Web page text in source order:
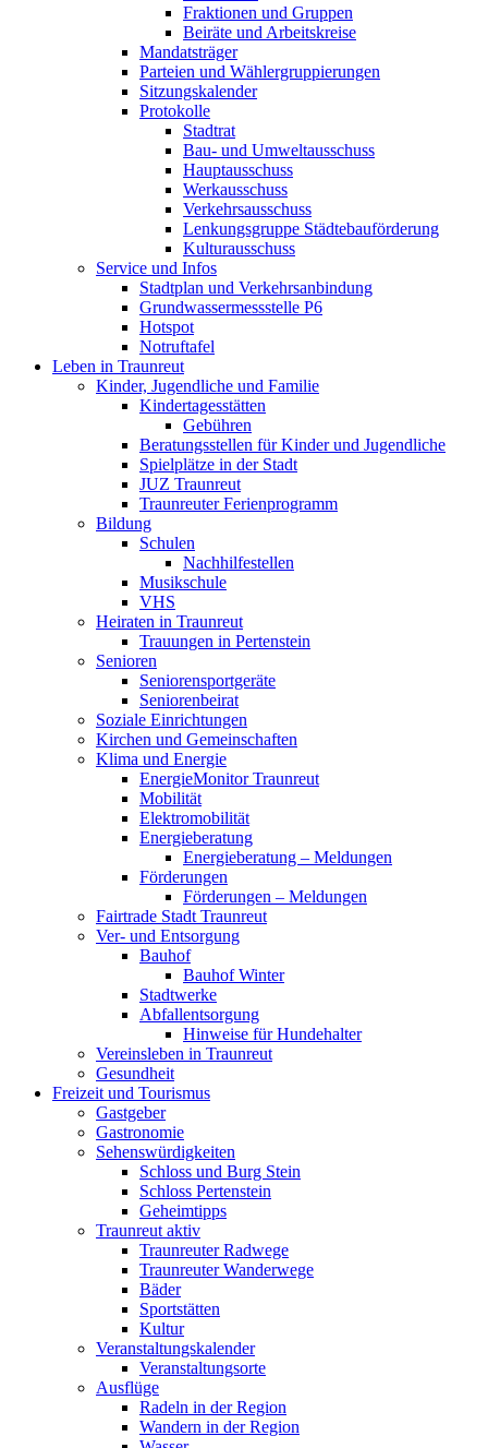
Fraktionen und Gruppen
Beiräte und Arbeitskreise
Mandatsträger
Parteien und Wählergruppierungen
Sitzungskalender
Protokolle
Stadtrat
Bau- und Umweltausschuss
Hauptausschuss
Werkausschuss
Verkehrsausschuss
Lenkungsgruppe Städtebauförderung
Kulturausschuss
Service und Infos
Stadtplan und Verkehrsanbindung
Grundwassermessstelle P6
Hotspot
Notruftafel
Leben in Traunreut
Kinder, Jugendliche und Familie
Kindertagesstätten
Gebühren
Beratungsstellen für Kinder und Jugendliche
Spielplätze in der Stadt
JUZ Traunreut
Traunreuter Ferienprogramm
Bildung
Schulen
Nachhilfestellen
Musikschule
VHS
Heiraten in Traunreut
Trauungen in Pertenstein
Senioren
Seniorensportgeräte
Seniorenbeirat
Soziale Einrichtungen
Kirchen und Gemeinschaften
Klima und Energie
EnergieMonitor Traunreut
Mobilität
Elektromobilität
Energieberatung
Energieberatung – Meldungen
Förderungen
Förderungen – Meldungen
Fairtrade Stadt Traunreut
Ver- und Entsorgung
Bauhof
Bauhof Winter
Stadtwerke
Abfallentsorgung
Hinweise für Hundehalter
Vereinsleben in Traunreut
Gesundheit
Freizeit und Tourismus
Gastgeber
Gastronomie
Sehenswürdigkeiten
Schloss und Burg Stein
Schloss Pertenstein
Geheimtipps
Traunreut aktiv
Traunreuter Radwege
Traunreuter Wanderwege
Bäder
Sportstätten
Kultur
Veranstaltungskalender
Veranstaltungsorte
Ausflüge
Radeln in der Region
Wandern in der Region